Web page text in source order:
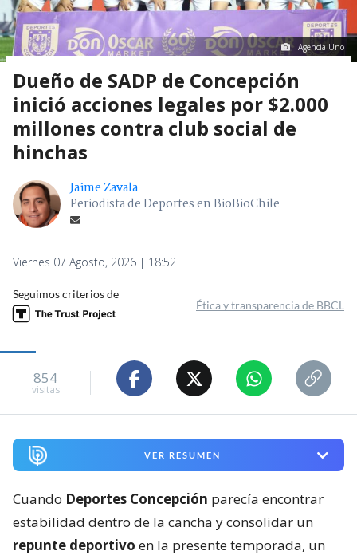
Agencia Uno
Dueño de SADP de Concepción
inició acciones legales por $2.000
millones contra club social de
hinchas
Jaime Zavala
Periodista de Deportes en BioBioChile
Viernes 07 Agosto, 2026 | 18:52
Seguimos criterios de
Ética y transparencia de BBCL
854
visitas
VER RESUMEN
Cuando Deportes Concepción parecía encontrar
estabilidad dentro de la cancha y consolidar un
repunte deportivo en la presente temporada, un